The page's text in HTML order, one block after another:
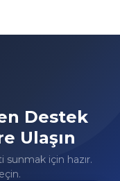
Destek
Ulaşın
için hazır.